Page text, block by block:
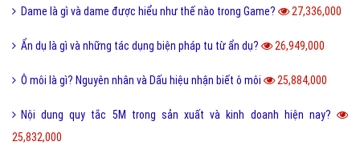
Dame là gì và dame được hiểu như thế nào trong Game? 27,336,000
Ẩn dụ là gì và những tác dụng biện pháp tu từ ẩn dụ? 26,949,000
Ô môi là gì? Nguyên nhân và Dấu hiệu nhận biết ô môi 25,884,000
Nội dung quy tắc 5M trong sản xuất và kinh doanh hiện nay?
25,832,000